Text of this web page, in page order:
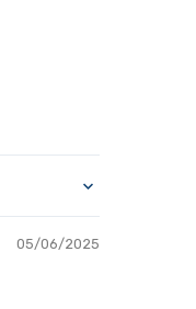
05/06/2025